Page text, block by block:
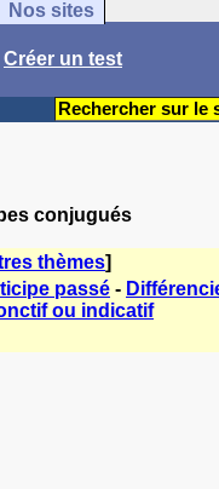
Nos sites
Créer un test
conjugués
thèmes]
passé -
ou indicatif